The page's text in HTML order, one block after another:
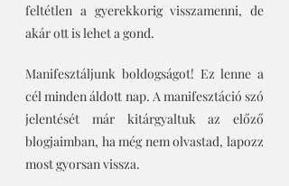
feltétlen a gyerekkorig visszamenni, de
akár ott is lehet a gond.
Manifesztáljunk boldogságot! Ez lenne a
cél minden áldott nap. A manifesztáció szó
jelentését már kitárgyaltuk az előző
blogjaimban, ha még nem olvastad, lapozz
most gyorsan vissza.